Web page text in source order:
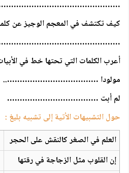
كيف تكتشف في المعجم الوجيز عن
أعرب الكلمات التي تحتها خط في
مولودا ………………………………..
لم أبت ………………………………
حول التشبيهات الأتية إلى تشبيه بليغ :
العلم في الصغر كالنقش على الحجر
إن القلوب مثل الزجاجة في رقتها